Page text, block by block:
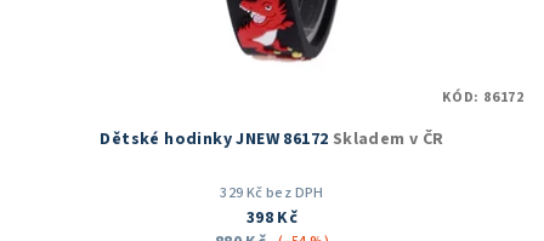
Dětské hodinky JNEW 86172 Skladem v ČR
329 Kč bez DPH
398 Kč
KÓD: 86172